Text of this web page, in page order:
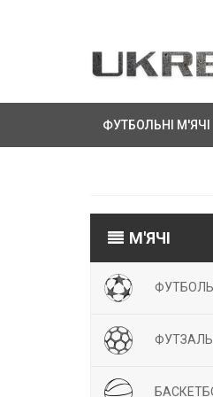
ФУТБОЛЬНІ М'ЯЧІ
М'ЯЧІ